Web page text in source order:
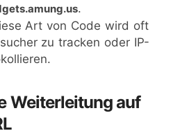
.
Art von Code wird oft
zu tracken oder IP-
Weiterleitung auf